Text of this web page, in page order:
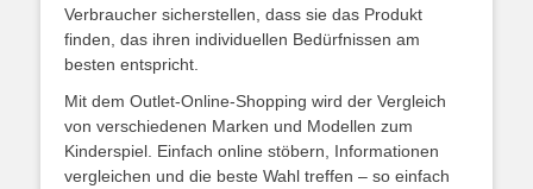
Verbraucher sicherstellen, dass sie das Produkt
finden, das ihren individuellen Bedürfnissen am
besten entspricht.
Mit dem Outlet-Online-Shopping wird der Vergleich
von verschiedenen Marken und Modellen zum
Kinderspiel. Einfach online stöbern, Informationen
vergleichen und die beste Wahl treffen – so einfach